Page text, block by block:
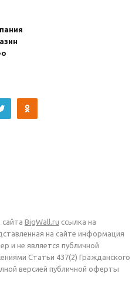
BigWall.ru ссылка на
на сайте информация
и не является публичной
Статьи 437(2) Гражданского
версией публичной оферты